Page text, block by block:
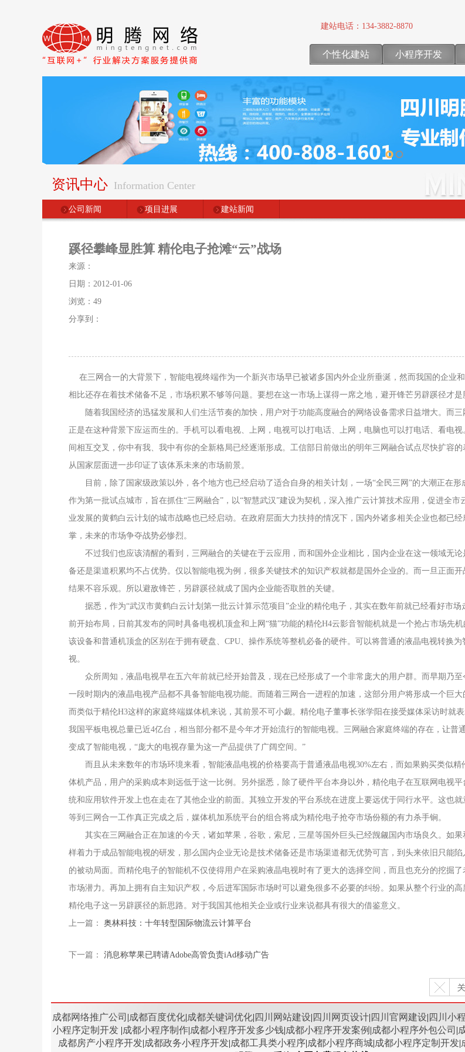
建站电话： 134-3882-8870
小程序开发
个性化建站
资讯中心 Information Center
公司新闻 项目进展 建站新闻
蹊径攀峰显胜算 精伦电子抢滩“云”战场
来源：
日期：2012-01-06
浏览： 49
分享到：
在三网合一的大背景下，智能电视终端作为一个新兴市场早已被诸多国内外企业所垂涎，然而我国的企业
相比还存在着技术储备不足，市场积累不够等问题。要想在这一市场上谋得一席之地，避开锋芒另辟蹊径才是
随着我国经济的迅猛发展和人们生活节奏的加快，用户对于功能高度融合的网络设备需求日益增大。而三
正是在这种背景下应运而生的。手机可以看电视、上网，电视可以打电话、上网，电脑也可以打电话、看电视
间相互交叉，你中有我、我中有你的全新格局已经逐渐形成。工信部日前做出的明年三网融合试点尽快扩容的
从国家层面进一步印证了该体系未来的市场前景。
目前，除了国家级政策以外，各个地方也已经启动了适合自身的相关计划，一场“全民三网”的大潮正在形
作为第一批试点城市，旨在抓住“三网融合”，以“智慧武汉”建设为契机，深入推广云计算技术应用，促进全市
业发展的黄鹤白云计划的城市战略也已经启动。在政府层面大力扶持的情况下，国内外诸多相关企业也都已经
掌，未来的市场争夺战势必惨烈。
不过我们也应该清醒的看到，三网融合的关键在于云应用，而和国外企业相比，国内企业在这一领域无论
备还是渠道积累均不占优势。仅以智能电视为例，很多关键技术的知识产权就都是国外企业的。而一旦正面开
结果不容乐观。所以避敌锋芒，另辟蹊径就成了国内企业能否取胜的关键。
据悉，作为“武汉市黄鹤白云计划第一批云计算示范项目”企业的精伦电子，其实在数年前就已经看好市场
前开始布局，日前其发布的同时具备电视机顶盒和上网“猫”功能的精伦H4云影音智能机就是一个抢占市场先机
该设备和普通机顶盒的区别在于拥有硬盘、CPU、操作系统等整机必备的硬件。可以将普通的液晶电视转换为
视。
众所周知，液晶电视早在五六年前就已经开始普及，现在已经形成了一个非常庞大的用户群。而早期乃至
一段时期内的液晶电视产品都不具备智能电视功能。而随着三网合一进程的加速，这部分用户将形成一个巨大
而类似于精伦H3这样的家庭终端媒体机来说，其前景不可小觑。精伦电子董事长张学阳在接受媒体采访时就
我国平板电视总量已近4亿台，相当部分都不是今年才开始流行的智能电视。三网融合家庭终端的存在，让普
变成了智能电视，“庞大的电视存量为这一产品提供了广阔空间。”
而且从未来数年的市场环境来看，智能液晶电视的价格要高于普通液晶电视30%左右，而如果购买类似精
体机产品，用户的采购成本则远低于这一比例。另外据悉，除了硬件平台本身以外，精伦电子在互联网电视平
统和应用软件开发上也在走在了其他企业的前面。其独立开发的平台系统在进度上要远优于同行水平。这也就
等到三网合一工作真正完成之后，媒体机加系统平台的组合将成为精伦电子抢夺市场份额的有力杀手锏。
其实在三网融合正在加速的今天，诸如苹果，谷歌，索尼，三星等国外巨头已经觊觎国内市场良久。如果
样着力于成品智能电视的研发，那么国内企业无论是技术储备还是市场渠道都无优势可言，到头来依旧只能陷
的被动局面。而精伦电子的智能机不仅使得用户在采购液晶电视时有了更大的选择空间，而且也充分的挖掘了
市场潜力。再加上拥有自主知识产权，今后进军国际市场时可以避免很多不必要的纠纷。如果从整个行业的高
精伦电子这一另辟蹊径的新思路。对于我国其他相关企业或行业来说都具有很大的借鉴意义。
上一篇： 奥林科技：十年转型国际物流云计算平台
下一篇： 消息称苹果已聘请Adobe高管负责iAd移动广告
成都网络推广公司 |成都百度优化|成都关键词优化| 四川网站建设| 四川网页设计| 四川官网建设| 四川小
小程序定制开发 |成都小程序制作|成都小程序开发多少钱|成都小程序开发案例 |成都小程序外包公司 |
成都房产小程序开发|成都政务小程序开发|成都工具类小程序|成都小程序商城|成都小程序定制开发|